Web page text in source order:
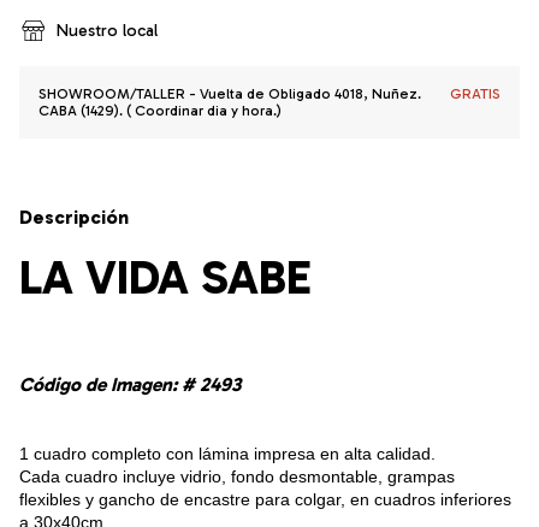
Nuestro local
SHOWROOM/TALLER - Vuelta de Obligado 4018, Nuñez.
CABA (1429). ( Coordinar dia y hora.)
GRATIS
Descripción
LA VIDA SABE
Código de Imagen: # 2493
1 cuadro completo con lámina impresa en alta calidad.
Cada cuadro incluye vidrio, fondo desmontable, grampas
flexibles y gancho de encastre para colgar, en cuadros inferiores
a 30x40cm.